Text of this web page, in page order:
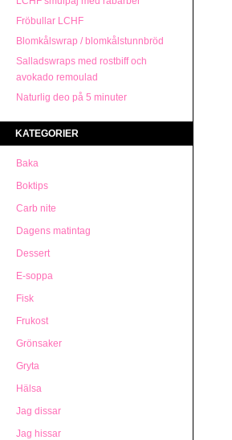
Fröbullar LCHF
Blomkålswrap / blomkålstunnbröd
Salladswraps med rostbiff och
avokado remoulad
Naturlig deo på 5 minuter
KATEGORIER
Baka
Boktips
Carb nite
Dagens matintag
Dessert
E-soppa
Fisk
Frukost
Grönsaker
Gryta
Hälsa
Jag dissar
Jag hissar